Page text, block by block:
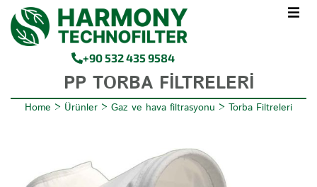
+90 532 435 9584
PP TORBA FILTRELERI
Home > Ürünler > Gaz ve hava filtrasyonu > Torba Filtreleri